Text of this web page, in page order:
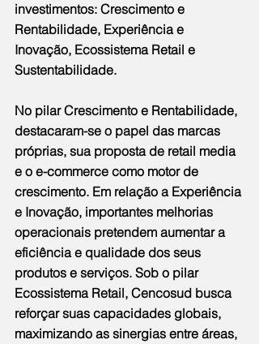
investimentos: Crescimento e
Rentabilidade, Experiência e
Inovação, Ecossistema Retail e
Sustentabilidade.
No pilar Crescimento e Rentabilidade,
destacaram-se o papel das marcas
próprias, sua proposta de retail media
e o e-commerce como motor de
crescimento. Em relação a Experiência
e Inovação, importantes melhorias
operacionais pretendem aumentar a
eficiência e qualidade dos seus
produtos e serviços. Sob o pilar
Ecossistema Retail, Cencosud busca
reforçar suas capacidades globais,
maximizando as sinergias entre áreas,